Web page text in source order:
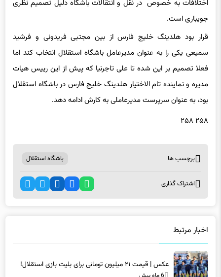
اختلافات به خصوص در نقل و انتقالات باشگاه دلیل تصمیم نظری
جویباری است.
قرار بود هلدینگ خلیج فارس از بین مجتبی فریدونی و فرشید
سمیعی یکی را به عنوان مدیرعامل باشگاه استقلال انتخاب کند اما
فعلا تصمیم بر این شده تا علی تاجرنیا که پیش از این رییس هیات
مدیره و نماینده تام الاختیار هلدینگ خلیج فارس در باشگاه استقلال
بود، به عنوان سرپرست مدیرعاملی به کارش ادامه دهد.
۲۵۸ ۲۵۸
برچسب ها باشگاه استقلال
اشتراک گذاری
اخبار مرتبط
عکس | قیمت ۲۱ میلیون تومانی برای بلیت بازی استقلال!